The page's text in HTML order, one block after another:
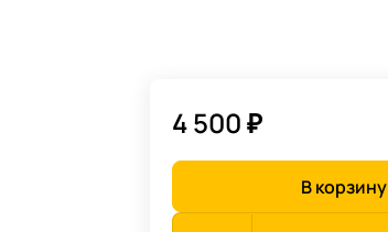
4 500 ₽
В корзину